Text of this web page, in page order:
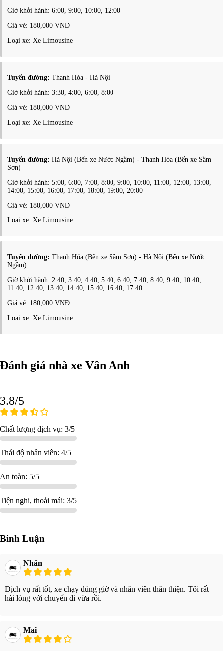
Giờ khởi hành: 6:00, 9:00, 10:00, 12:00
Giá vé: 180,000 VNĐ
Loại xe: Xe Limousine
Tuyến đường: Thanh Hóa - Hà Nội
Giờ khởi hành: 3:30, 4:00, 6:00, 8:00
Giá vé: 180,000 VNĐ
Loại xe: Xe Limousine
Tuyến đường: Hà Nội (Bến xe Nước Ngầm) - Thanh Hóa (Bến xe Sầm
Sơn)
Giờ khởi hành: 5:00, 6:00, 7:00, 8:00, 9:00, 10:00, 11:00, 12:00, 13:00,
14:00, 15:00, 16:00, 17:00, 18:00, 19:00, 20:00
Giá vé: 180,000 VNĐ
Loại xe: Xe Limousine
Tuyến đường: Thanh Hóa (Bến xe Sầm Sơn) - Hà Nội (Bến xe Nước
Ngầm)
Giờ khởi hành: 2:40, 3:40, 4:40, 5:40, 6:40, 7:40, 8:40, 9:40, 10:40,
11:40, 12:40, 13:40, 14:40, 15:40, 16:40, 17:40
Giá vé: 180,000 VNĐ
Loại xe: Xe Limousine
Đánh giá nhà xe Vân Anh
3.8/5
Chất lượng dịch vụ: 3/5
Thái độ nhân viên: 4/5
An toàn: 5/5
Tiện nghi, thoải mái: 3/5
Bình Luận
Nhân
Dịch vụ rất tốt, xe chạy đúng giờ và nhân viên thân thiện. Tôi rất
hài lòng với chuyến đi vừa rồi.
Mai